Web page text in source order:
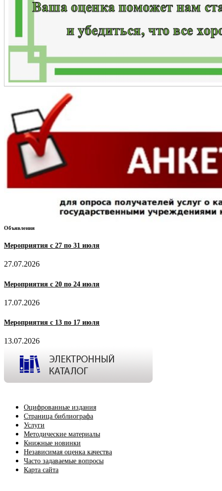
Объявления
Мероприятия с 27 по 31 июля
27.07.2026
Мероприятия с 20 по 24 июля
17.07.2026
Мероприятия с 13 по 17 июля
13.07.2026
Оцифрованные издания
Страница библиографа
Услуги
Методические материалы
Книжные новинки
Независимая оценка качества
Часто задаваемые вопросы
Карта сайта